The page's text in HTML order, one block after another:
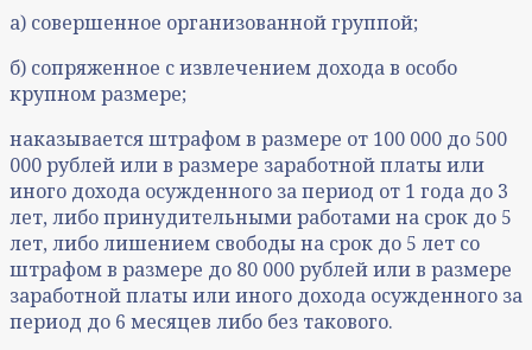
а) совершенное организованной группой;
б) сопряженное с извлечением дохода в особо
крупном размере;
наказывается штрафом в размере от 100 000 до 500
000 рублей или в размере заработной платы или
иного дохода осужденного за период от 1 года до 3
лет, либо принудительными работами на срок до 5
лет, либо лишением свободы на срок до 5 лет со
штрафом в размере до 80 000 рублей или в размере
заработной платы или иного дохода осужденного за
период до 6 месяцев либо без такового.